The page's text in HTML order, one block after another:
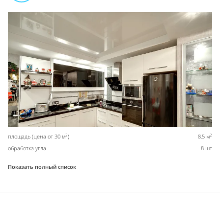
площадь (цена от 30 м2) 8,5 м2
обработка угла 8 шт
Показать полный список